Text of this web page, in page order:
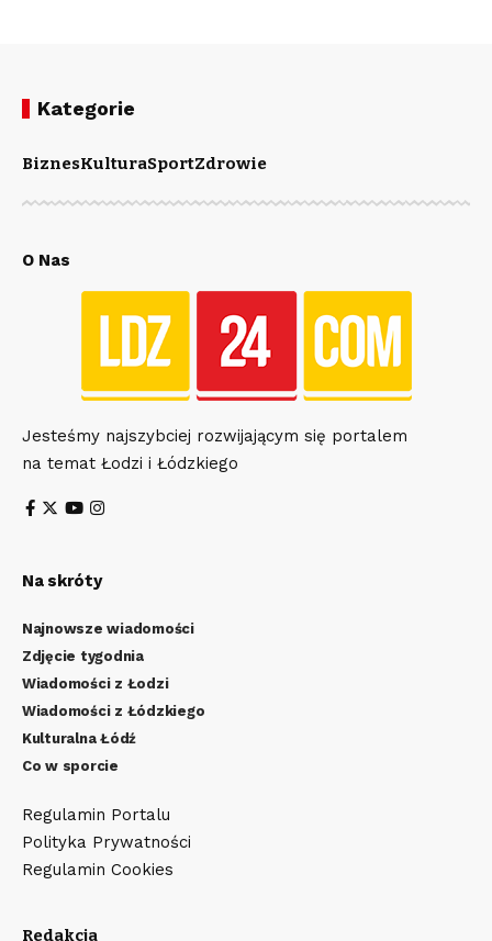
Kategorie
BiznesKulturaSportZdrowie
O Nas
Jesteśmy najszybciej rozwijającym się portalem
na temat Łodzi i Łódzkiego
Na skróty
Najnowsze wiadomości
Zdjęcie tygodnia
Wiadomości z Łodzi
Wiadomości z Łódzkiego
Kulturalna Łódź
Co w sporcie
Regulamin Portalu
Polityka Prywatności
Regulamin Cookies
Redakcja